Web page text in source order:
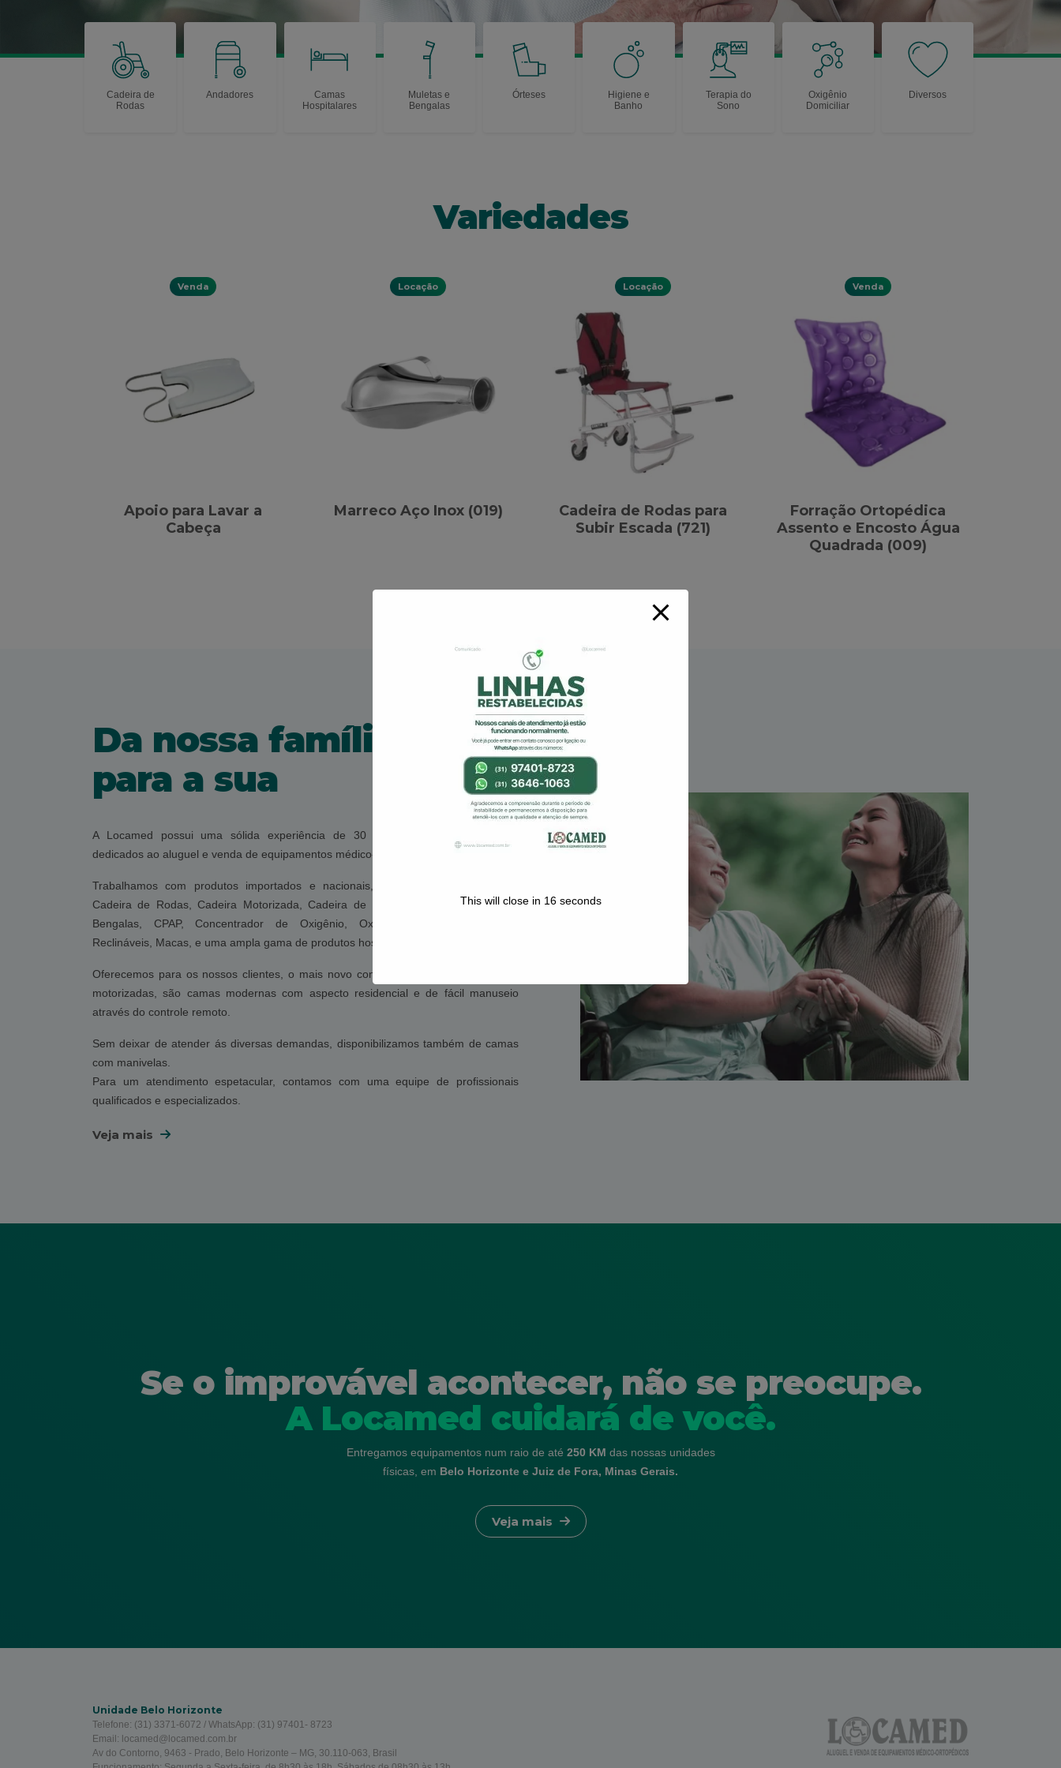
Cadeira de
Rodas
Andadores
Camas
Hospitalares
Muletas e
Bengalas
Órteses
Higiene e
Banho
Terapia do
Sono
Oxigênio
Domiciliar
Diversos
Variedades
Venda
Apoio para Lavar a
Cabeça
Locação
Marreco Aço Inox (019)
Locação
Cadeira de Rodas para
Subir Escada (721)
Venda
Forração Ortopédica
Assento e Encosto Água
Quadrada (009)
Da nossa família
para a sua
A Locamed possui uma sólida experiência de 30 anos no mercado mineiro,
dedicados ao aluguel e venda de equipamentos médico-ortopédicos.
Trabalhamos com produtos importados e nacionais, são diversos modelos de
Cadeira de Rodas, Cadeira Motorizada, Cadeira de Banho, Andadores, Muletas,
Bengalas, CPAP, Concentrador de Oxigênio, Oxímetro, Guincho, Poltrona
Reclináveis, Macas, e uma ampla gama de produtos hospitalares.
Oferecemos para os nossos clientes, o mais novo conceito de camas hospitalares
motorizadas, são camas modernas com aspecto residencial e de fácil manuseio
através do controle remoto.
Sem deixar de atender ás diversas demandas, disponibilizamos também de camas
com manivelas.
Para um atendimento espetacular, contamos com uma equipe de profissionais
qualificados e especializados.
Veja mais
Se o improvável acontecer, não se preocupe.
A Locamed cuidará de você.
Entregamos equipamentos num raio de até 250 KM das nossas unidades
físicas, em Belo Horizonte e Juiz de Fora, Minas Gerais.
Veja mais
Unidade Belo Horizonte
Telefone: (31) 3371-6072 / WhatsApp: (31) 97401- 8723
Email: locamed@locamed.com.br
Av do Contorno, 9463 - Prado, Belo Horizonte – MG, 30.110-063, Brasil
This will close in 15seconds